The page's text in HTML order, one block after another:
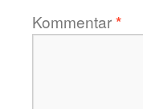
Kommentar*